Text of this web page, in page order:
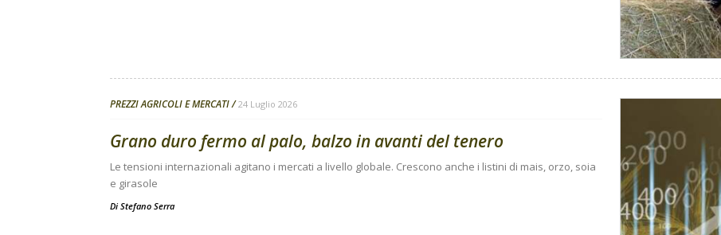
PREZZI AGRICOLI E MERCATI 24 Luglio 2026
Grano duro fermo al palo, balzo in avanti del tenero
Le tensioni internazionali agitano i mercati a livello globale. Crescono anche i listini di mais, orzo, soia
e girasole
Di Stefano Serra